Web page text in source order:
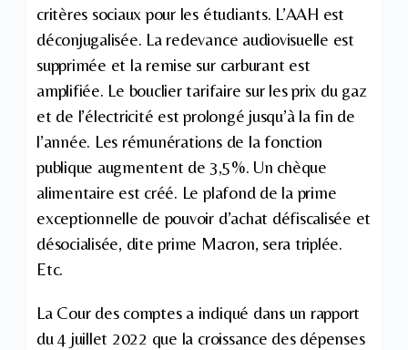
critères sociaux pour les étudiants. L’AAH est
déconjugalisée. La redevance audiovisuelle est
supprimée et la remise sur carburant est
amplifiée. Le bouclier tarifaire sur les prix du gaz
et de l’électricité est prolongé jusqu’à la fin de
l’année. Les rémunérations de la fonction
publique augmentent de 3,5%. Un chèque
alimentaire est créé. Le plafond de la prime
exceptionnelle de pouvoir d’achat défiscalisée et
désocialisée, dite prime Macron, sera triplée.
Etc.
La Cour des comptes a indiqué dans un rapport
du 4 juillet 2022 que la croissance des dépenses